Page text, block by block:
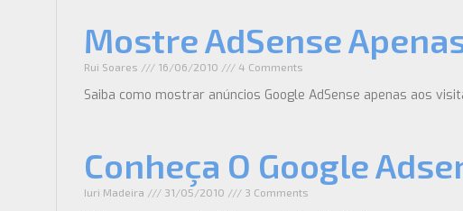
Mostre AdSense
Rui Soares 16/06/2010 4 Comments
Saiba como mostrar anúncios Google AdSense apenas aos
Conheça O Google
Iuri Madeira 31/05/2010 3 Comments